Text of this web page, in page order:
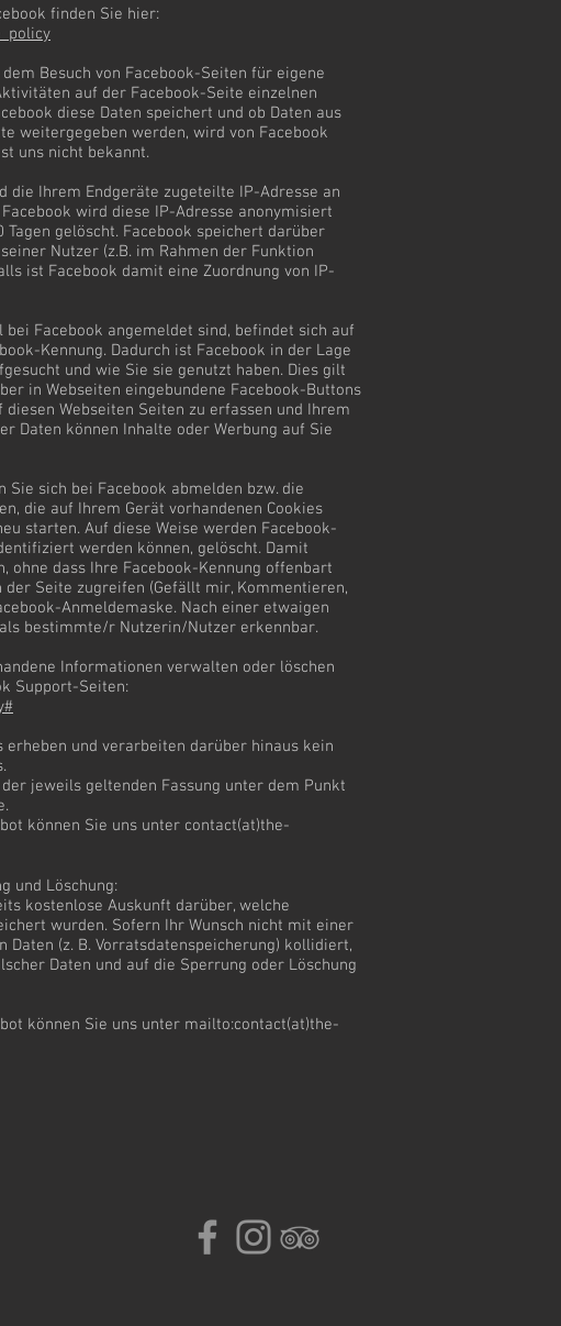
finden Sie hier:
Besuch von Facebook-Seiten für eigene
auf der Facebook-Seite einzelnen
diese Daten speichert und ob Daten aus
weitergegeben werden, wird von Facebook
uns nicht bekannt.
Ihrem Endgeräte zugeteilte IP-Adresse an
wird diese IP-Adresse anonymisiert
gelöscht. Facebook speichert darüber
Nutzer (z.B. im Rahmen der Funktion
ist Facebook damit eine Zuordnung von IP-
Facebook angemeldet sind, befindet sich auf
Kennung. Dadurch ist Facebook in der Lage
und wie Sie sie genutzt haben. Dies gilt
in Webseiten eingebundene Facebook-Buttons
Webseiten Seiten zu erfassen und Ihrem
Daten können Inhalte oder Werbung auf Sie
sich bei Facebook abmelden bzw. die
die auf Ihrem Gerät vorhandenen Cookies
starten. Auf diese Weise werden Facebook-
werden können, gelöscht. Damit
ohne dass Ihre Facebook-Kennung offenbart
Seite zugreifen (Gefällt mir, Kommentieren,
Anmeldemaske. Nach einer etwaigen
bestimmte/r Nutzerin/Nutzer erkennbar.
Informationen verwalten oder löschen
Support-Seiten:
und verarbeiten darüber hinaus kein
jeweils geltenden Fassung unter dem Punkt
können Sie uns unter contact(at)the-
und Löschung:
kostenlose Auskunft darüber, welche
wurden. Sofern Ihr Wunsch nicht mit einer
(z. B. Vorratsdatenspeicherung) kollidiert,
Daten und auf die Sperrung oder Löschung
können Sie uns unter mailto:contact(at)the-